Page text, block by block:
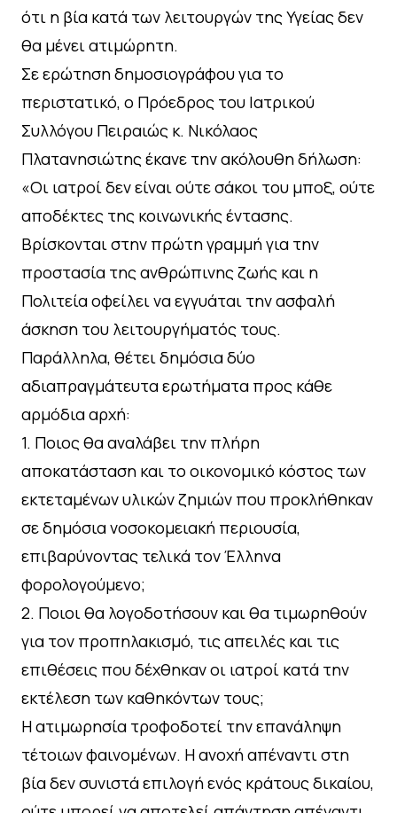
ότι η βία κατά των λειτουργών της Υγείας δεν
θα μένει ατιμώρητη.
Σε ερώτηση δημοσιογράφου για το
περιστατικό, ο Πρόεδρος του Ιατρικού
Συλλόγου Πειραιώς κ. Νικόλαος
Πλατανησιώτης έκανε την ακόλουθη δήλωση:
«Οι ιατροί δεν είναι ούτε σάκοι του μποξ, ούτε
αποδέκτες της κοινωνικής έντασης.
Βρίσκονται στην πρώτη γραμμή για την
προστασία της ανθρώπινης ζωής και η
Πολιτεία οφείλει να εγγυάται την ασφαλή
άσκηση του λειτουργήματός τους.
Παράλληλα, θέτει δημόσια δύο
αδιαπραγμάτευτα ερωτήματα προς κάθε
αρμόδια αρχή:
1. Ποιος θα αναλάβει την πλήρη
αποκατάσταση και το οικονομικό κόστος των
εκτεταμένων υλικών ζημιών που προκλήθηκαν
σε δημόσια νοσοκομειακή περιουσία,
επιβαρύνοντας τελικά τον Έλληνα
φορολογούμενο;
2. Ποιοι θα λογοδοτήσουν και θα τιμωρηθούν
για τον προπηλακισμό, τις απειλές και τις
επιθέσεις που δέχθηκαν οι ιατροί κατά την
εκτέλεση των καθηκόντων τους;
Η ατιμωρησία τροφοδοτεί την επανάληψη
τέτοιων φαινομένων. Η ανοχή απέναντι στη
βία δεν συνιστά επιλογή ενός κράτους δικαίου,